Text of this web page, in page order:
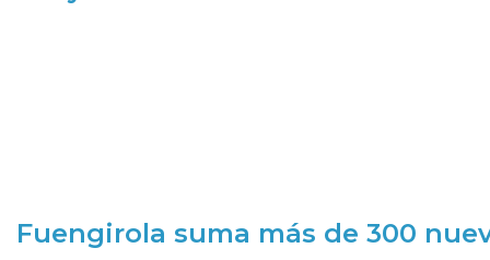
Fuengirola suma más de 300